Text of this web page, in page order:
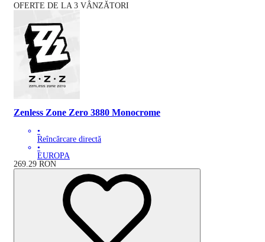
OFERTE DE LA 3 VÂNZĂTORI
Zenless Zone Zero 3880 Monocrome
•
Reîncărcare directă
•
EUROPA
269.29 RON